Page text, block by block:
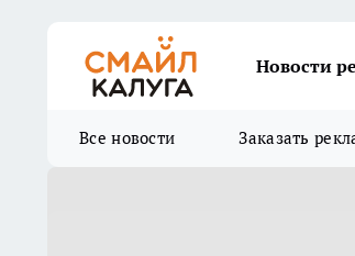
Новости
Все новости Заказать